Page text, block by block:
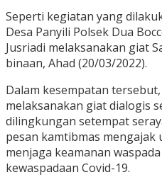
Seperti kegiatan yang
Desa Panyili Polsek Dua
Jusriadi melaksanakan giat
binaan, Ahad (20/03/2022).
Dalam kesempatan
melaksanakan giat dialogis
dilingkungan setempat
pesan kamtibmas mengajak
menjaga keamanan
kewaspadaan Covid-19.